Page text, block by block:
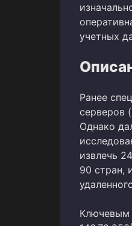
учетных
Ранее
серверов
Однако
извлечь
90 стран,
Ключевым